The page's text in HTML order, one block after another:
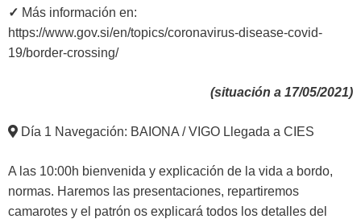
✓ Más información en:
https://www.gov.si/en/topics/coronavirus-disease-covid-
19/border-crossing/
(situación a 17/05/2021)
Día 1 Navegación: BAIONA / VIGO Llegada a CIES
A las 10:00h bienvenida y explicación de la vida a bordo,
normas. Haremos las presentaciones, repartiremos
camarotes y el patrón os explicará todos los detalles del